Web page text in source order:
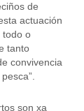
de
actuación
todo o
tanto
convivencia
son xa